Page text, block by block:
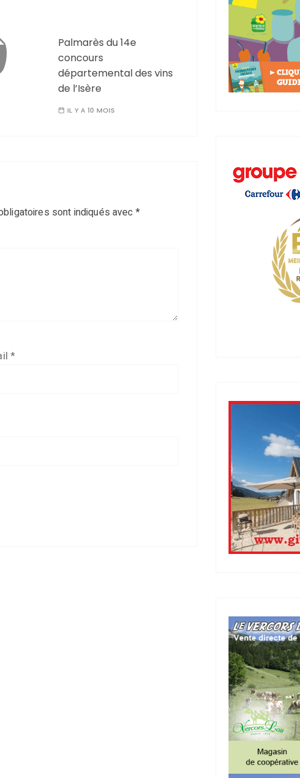
Palmarès du 14e
concours
départemental des vins
de l’Isère
IL Y A 10 MOIS
sont indiqués avec *
*